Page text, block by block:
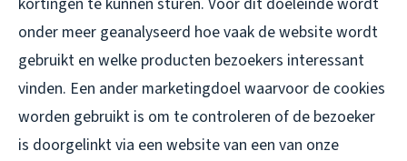
onder meer geanalyseerd hoe vaak de website wordt
gebruikt en welke producten bezoekers interessant
vinden. Een ander marketingdoel waarvoor de cookies
worden gebruikt is om te controleren of de bezoeker
is doorgelinkt via een website van een van onze